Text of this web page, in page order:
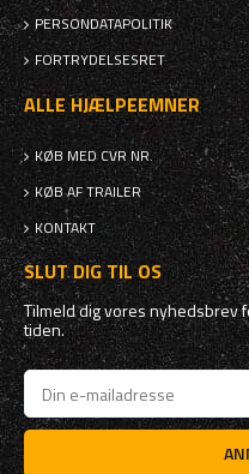
PERSONDATAPOLITIK
FORTRYDELSESRET
ALLE HJÆLPEEMNER
KØB MED CVR NR.
KØB AF TRAILER
KONTAKT
SLUT DIG TIL OS
Tilmeld dig vores nyhedsbrev
tiden.